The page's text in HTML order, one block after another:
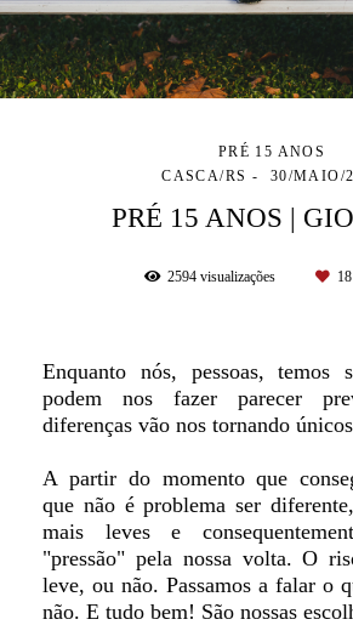
PRÉ 15 ANOS
CASCA/RS
30/MAIO/
PRÉ 15 ANOS |
2594visualizações 18
Enquanto nós, pessoas, temos
podem nos fazer parecer
diferenças vão nos tornando
A partir do momento que
que não é problema ser
mais leves e
"pressão" pela nossa volta. O
leve, ou não. Passamos a falar o
não. E tudo bem! São nossas